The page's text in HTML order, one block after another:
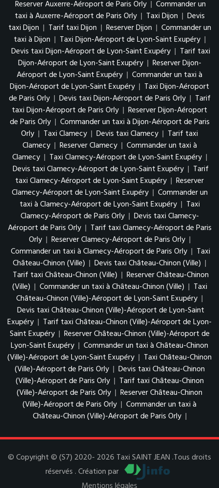
Reserver Auxerre-Aéroport de Paris Orly | Commander un
taxi à Auxerre-Aéroport de Paris Orly | Taxi Dijon | Devis
taxi Dijon | Tarif taxi Dijon | Reserver Dijon | Commander un
taxi à Dijon | Taxi Dijon-Aéroport de Lyon-Saint Exupéry |
Devis taxi Dijon-Aéroport de Lyon-Saint Exupéry | Tarif taxi
Dijon-Aéroport de Lyon-Saint Exupéry | Reserver Dijon-
Aéroport de Lyon-Saint Exupéry | Commander un taxi à
Dijon-Aéroport de Lyon-Saint Exupéry | Taxi Dijon-Aéroport
de Paris Orly | Devis taxi Dijon-Aéroport de Paris Orly | Tarif
taxi Dijon-Aéroport de Paris Orly | Reserver Dijon-Aéroport
de Paris Orly | Commander un taxi à Dijon-Aéroport de Paris
Orly | Taxi Clamecy | Devis taxi Clamecy | Tarif taxi
Clamecy | Reserver Clamecy | Commander un taxi à
Clamecy | Taxi Clamecy-Aéroport de Lyon-Saint Exupéry |
Devis taxi Clamecy-Aéroport de Lyon-Saint Exupéry | Tarif
taxi Clamecy-Aéroport de Lyon-Saint Exupéry | Reserver
Clamecy-Aéroport de Lyon-Saint Exupéry | Commander un
taxi à Clamecy-Aéroport de Lyon-Saint Exupéry | Taxi
Clamecy-Aéroport de Paris Orly | Devis taxi Clamecy-
Aéroport de Paris Orly | Tarif taxi Clamecy-Aéroport de Paris
Orly | Reserver Clamecy-Aéroport de Paris Orly |
Commander un taxi à Clamecy-Aéroport de Paris Orly | Taxi
Château-Chinon (Ville) | Devis taxi Château-Chinon (Ville) |
Tarif taxi Château-Chinon (Ville) | Reserver Château-Chinon
(Ville) | Commander un taxi à Château-Chinon (Ville) | Taxi
Château-Chinon (Ville)-Aéroport de Lyon-Saint Exupéry |
Devis taxi Château-Chinon (Ville)-Aéroport de Lyon-Saint
Exupéry | Tarif taxi Château-Chinon (Ville)-Aéroport de Lyon-
Saint Exupéry | Reserver Château-Chinon (Ville)-Aéroport de
Lyon-Saint Exupéry | Commander un taxi à Château-Chinon
(Ville)-Aéroport de Lyon-Saint Exupéry | Taxi Château-Chinon
(Ville)-Aéroport de Paris Orly | Devis taxi Château-Chinon
(Ville)-Aéroport de Paris Orly | Tarif taxi Château-Chinon
(Ville)-Aéroport de Paris Orly | Reserver Château-Chinon
(Ville)-Aéroport de Paris Orly | Commander un taxi à
Château-Chinon (Ville)-Aéroport de Paris Orly |
© Copyright © (S7) 2020- 2026 Taxi SAINT JEAN .Tous droits
réservés . Création par